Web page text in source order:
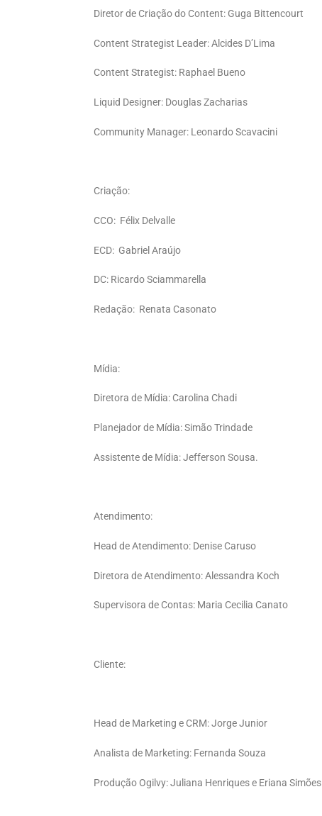
Diretor de Criação do Content: Guga Bittencourt
Content Strategist Leader: Alcides D’Lima
Content Strategist: Raphael Bueno
Liquid Designer: Douglas Zacharias
Community Manager: Leonardo Scavacini
Criação:
CCO: Félix Delvalle
ECD: Gabriel Araújo
DC: Ricardo Sciammarella
Redação: Renata Casonato
Mídia:
Diretora de Mídia: Carolina Chadi
Planejador de Mídia: Simão Trindade
Assistente de Mídia: Jefferson Sousa.
Atendimento:
Head de Atendimento: Denise Caruso
Diretora de Atendimento: Alessandra Koch
Supervisora de Contas: Maria Cecilia Canato
Cliente:
Head de Marketing e CRM: Jorge Junior
Analista de Marketing: Fernanda Souza
Produção Ogilvy: Juliana Henriques e Eriana Simões